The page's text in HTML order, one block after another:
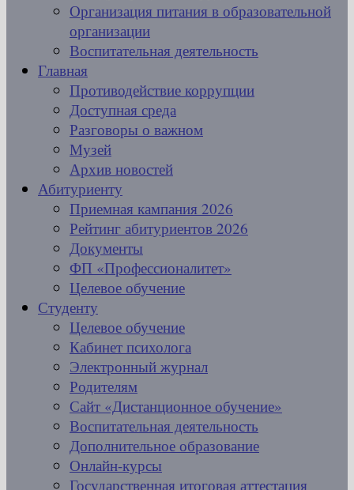
Организация питания в образовательной
организации
Воспитательная деятельность
Главная
Противодействие коррупции
Доступная среда
Разговоры о важном
Музей
Архив новостей
Абитуриенту
Приемная кампания 2026
Рейтинг абитуриентов 2026
Документы
ФП «Профессионалитет»
Целевое обучение
Студенту
Целевое обучение
Кабинет психолога
Электронный журнал
Родителям
Сайт «Дистанционное обучение»
Воспитательная деятельность
Дополнительное образование
Онлайн-курсы
Государственная итоговая аттестация